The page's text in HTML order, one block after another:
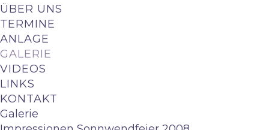
ÜBER UNS
TERMINE
ANLAGE
GALERIE
VIDEOS
LINKS
KONTAKT
Galerie